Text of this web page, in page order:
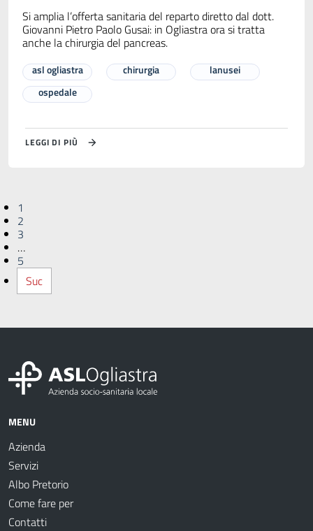
Si amplia l’offerta sanitaria del reparto diretto dal dott.
Giovanni Pietro Paolo Gusai: in Ogliastra ora si tratta
anche la chirurgia del pancreas.
asl ogliastra chirurgia
lanusei
ospedale
LEGGI DI PIÙ
1
2
3
…
5
Suc
MENU
Azienda
Servizi
Albo Pretorio
Come fare per
Contatti